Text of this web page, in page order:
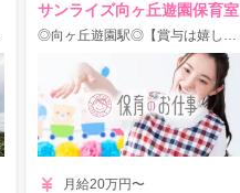
サンライズ向ヶ丘遊園保育室
◎向ヶ丘遊園駅◎【賞与は嬉しい4.25ヶ月♪】◇バイク通勤OK☆休日多めの年間113日◎かわいい乳児さん19名の保育室！
月給20万円〜